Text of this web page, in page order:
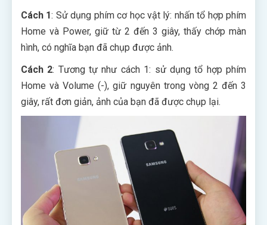
Cách 1: Sử dụng phím cơ học vật lý: nhấn tổ hợp phím
Home và Power, giữ từ 2 đến 3 giây, thấy chớp màn
hình, có nghĩa bạn đã chụp được ảnh.
Cách 2: Tương tự như cách 1: sử dụng tổ hợp phím
Home và Volume (-), giữ nguyên trong vòng 2 đến 3
giây, rất đơn giản, ảnh của bạn đã được chụp lại.